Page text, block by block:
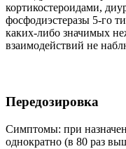
кортикостероидами,
фосфодиэстеразы 5-го
каких-либо значимых
взаимодействий не
Передозировка
Симптомы: при
однократно (в 80 раз